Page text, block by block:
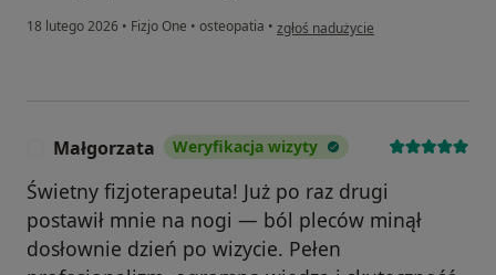
18 lutego 2026 • Fizjo One • osteopatia • w opinii użytkownika R
zgłoś nadużycie
Małgorzata Weryfikacja wizyty
Świetny fizjoterapeuta! Już po raz drugi
postawił mnie na nogi — ból pleców minął
dosłownie dzień po wizycie. Pełen